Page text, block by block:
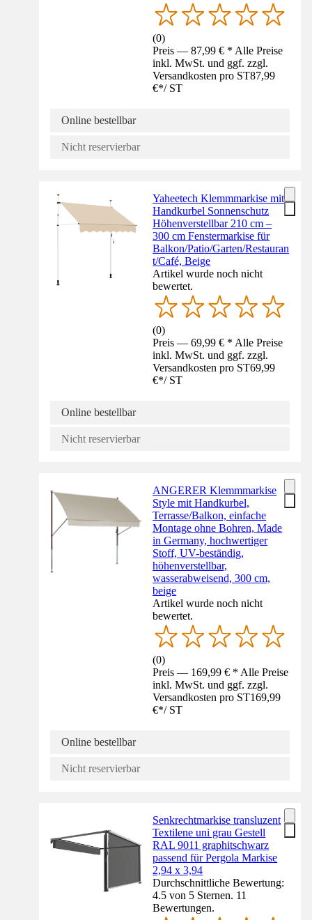
(0)
Preis — 87,99 € * Alle Preise
inkl. MwSt. und ggf. zzgl.
Versandkosten pro ST87,99
€*/ ST
Online bestellbar
Nicht reservierbar
Yaheetech Klemmmarkise mit
Handkurbel Sonnenschutz
Höhenverstellbar 210 cm –
300 cm Fenstermarkise für
Balkon/Patio/Garten/Restauran
t/Café, Beige
Artikel wurde noch nicht
bewertet.
(0)
Preis — 69,99 € * Alle Preise
inkl. MwSt. und ggf. zzgl.
Versandkosten pro ST69,99
€*/ ST
Online bestellbar
Nicht reservierbar
ANGERER Klemmmarkise
Style mit Handkurbel,
Terrasse/Balkon, einfache
Montage ohne Bohren, Made
in Germany, hochwertiger
Stoff, UV-beständig,
höhenverstellbar,
wasserabweisend, 300 cm,
beige
Artikel wurde noch nicht
bewertet.
(0)
Preis — 169,99 € * Alle Preise
inkl. MwSt. und ggf. zzgl.
Versandkosten pro ST169,99
€*/ ST
Online bestellbar
Nicht reservierbar
Senkrechtmarkise transluzent
Textilene uni grau Gestell
RAL 9011 graphitschwarz
passend für Pergola Markise
2,94 x 3,94
Durchschnittliche Bewertung:
4.5 von 5 Sternen. 11
Bewertungen.